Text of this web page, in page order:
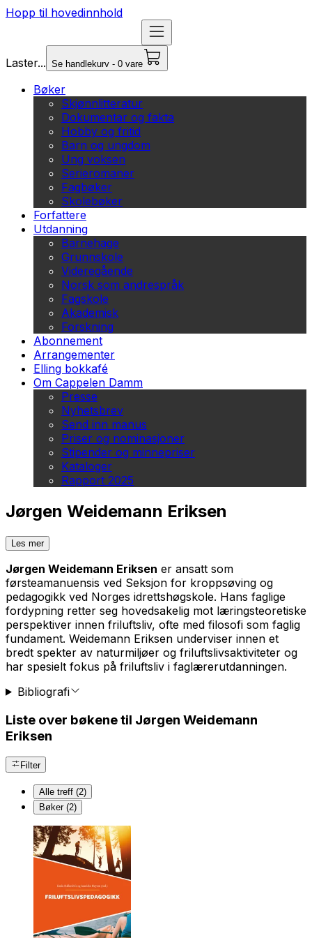
Hopp til hovedinnhold
Laster... Se handlekurv - 0 vare
Bøker
Skjønnlitteratur
Dokumentar og fakta
Hobby og fritid
Barn og ungdom
Ung voksen
Serieromaner
Fagbøker
Skolebøker
Forfattere
Utdanning
Barnehage
Grunnskole
Videregående
Norsk som andrespråk
Fagskole
Akademisk
Forskning
Abonnement
Arrangementer
Elling bokkafé
Om Cappelen Damm
Presse
Nyhetsbrev
Send inn manus
Priser og nominasjoner
Stipender og minnepriser
Kataloger
Rapport 2025
Jørgen Weidemann Eriksen
Les mer
Jørgen Weidemann Eriksen er ansatt som
førsteamanuensis ved Seksjon for kroppsøving og
pedagogikk ved Norges idrettshøgskole. Hans faglige
fordypning retter seg hovedsakelig mot læringsteoretiske
perspektiver innen friluftsliv, ofte med filosofi som faglig
fundament. Weidemann Eriksen underviser innen et
bredt spekter av naturmiljøer og friluftslivsaktiviteter og
har spesielt fokus på friluftsliv i faglærerutdanningen.
Bibliografi
Liste over bøkene til Jørgen Weidemann
Eriksen
Filter
Alle treff (2)
Bøker (2)